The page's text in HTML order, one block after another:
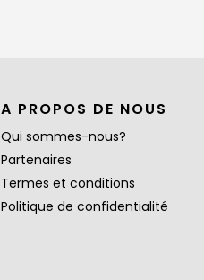
A PROPOS DE NOUS
Qui sommes-nous?
Partenaires
Termes et conditions
Politique de confidentialité